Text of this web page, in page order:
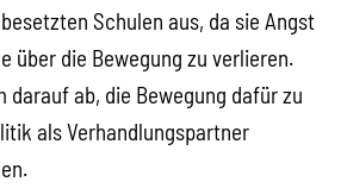
Schulen aus, da sie Angst
über die Bewegung zu verlieren.
darauf ab, die Bewegung dafür zu
als Verhandlungspartner